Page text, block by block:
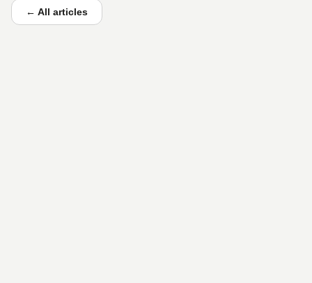
← All articles